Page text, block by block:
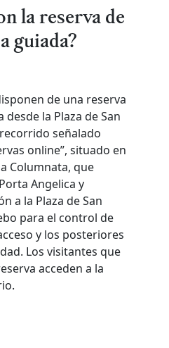
la reserva de
guiada?
de una reserva
desde la Plaza de San
señalado
online”, situado en
Columnata, que
Angelica y
a la Plaza de San
para el control de
y los posteriores
Los visitantes que
acceden a la